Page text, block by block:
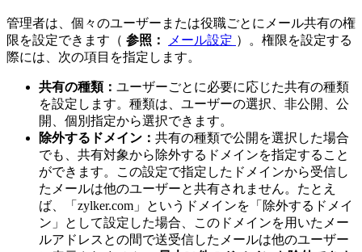
管理者は、個々のユーザーまたは役職ごとにメール共有の権
限を設定できます（ 参照： メール設定 ）。権限を設定する
際には、次の項目を指定します。
共有の種類： ユーザーごとに必要に応じた共有の種類
を設定します。種類は、ユーザーの選択、非公開、公
開、個別指定から選択できます。
除外するドメイン： 共有の種類で公開を選択した場合
でも、共有対象から除外するドメインを指定すること
ができます。この設定で指定したドメインから受信し
たメールは他のユーザーと共有されません。たとえ
ば、「zylker.com」というドメインを「除外するドメイ
ン」として設定した場合、このドメインを用いたメー
ルアドレスとの間で送受信したメールは他のユーザー